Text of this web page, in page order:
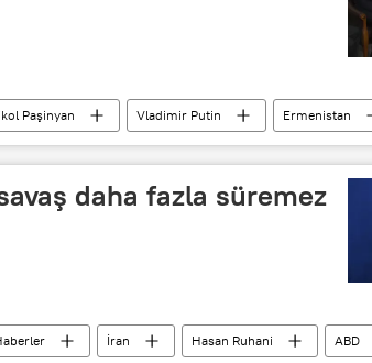
Paşinyan Vladimir Putin
Ermenistan
daha fazla süremez
İran Hasan Ruhani
ABD